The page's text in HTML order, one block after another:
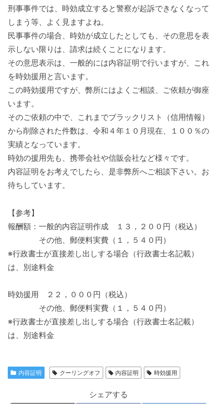
刑事事件では、時効成立すると警察が起訴できなくなって
しまう等、よく見ますよね。
民事事件の場合、時効が成立したとしても、その意思を表
示しない限りは、請求は続くことになります。
その意思表示は、一般的には内容証明で行いますが、これ
を時効援用と言います。
この時効援用ですが、弊所にはよくご相談、ご依頼が御座
います。
そのご依頼の中で、これまでブラックリスト（信用情報）
から削除された件数は、令和４年１０月現在、１００％の
実績となっています。
時効の援用先も、携帯会社や信販会社など様々です。
内容証明をお考えでしたら、是非弊所へご相談下さい。お
待ちしています。
【参考】
報酬額：一般的内容証明作成 １３，２００円（税込）
その他、郵便料実費（１，５４０円）
※行政書士が直接差し出しする場合（行政書士名記載）
は、別途料金
時効援用 ２２，０００円（税込）
その他、郵便料実費（１，５４０円）
※行政書士が直接差し出しする場合（行政書士名記載）
は、別途料金
内容証明 クーリングオフ 内容証明 時効援用
シェアする